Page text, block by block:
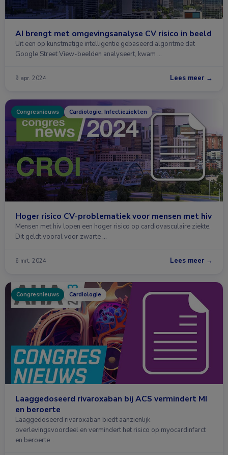
AI brengt met omgevingsanalyse CV risico in beeld
Uit een op kunstmatige intelligentie gebaseerd algoritme dat
Google Street View-beelden analyseert, kwam …
9 apr. 2024 Lees meer →
Congresnieuws Cardiologie, Infectieziekten
Hoger risico CV-problematiek voor mensen met hiv
Mensen met hiv lopen een hoger risico op cardiovasculaire ziekte.
Dit geldt vooral voor zwarte …
6 mrt. 2024 Lees meer →
Congresnieuws Cardiologie
Laaggedoseerd rivaroxaban bij ACS vermindert MI
en beroerte
Laaggedoseerd rivaroxaban biedt aanzienlijk
overlevingsvoordeel en vermindert het risico op myocardinfarct
en beroerte …